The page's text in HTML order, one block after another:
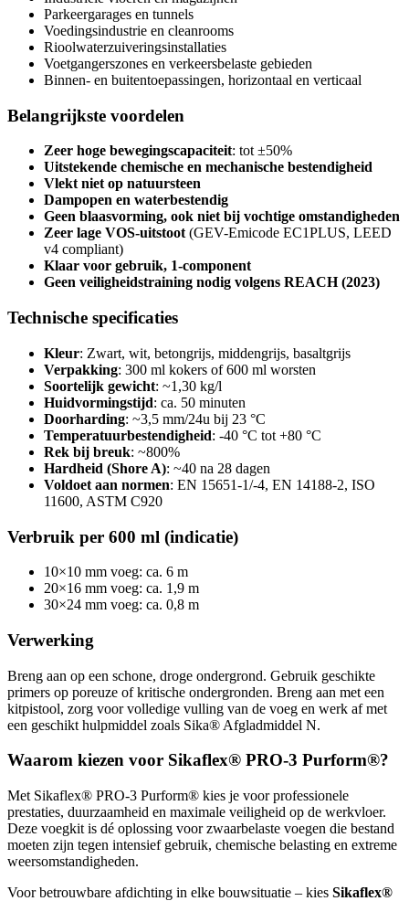
Parkeergarages en tunnels
Voedingsindustrie en cleanrooms
Rioolwaterzuiveringsinstallaties
Voetgangerszones en verkeersbelaste gebieden
Binnen- en buitentoepassingen, horizontaal en verticaal
Belangrijkste voordelen
Zeer hoge bewegingscapaciteit: tot ±50%
Uitstekende chemische en mechanische bestendigheid
Vlekt niet op natuursteen
Dampopen en waterbestendig
Geen blaasvorming, ook niet bij vochtige omstandigheden
Zeer lage VOS-uitstoot(GEV-Emicode EC1PLUS, LEED
v4 compliant)
Klaar voor gebruik, 1-component
Geen veiligheidstraining nodig volgens REACH (2023)
Technische specificaties
Kleur: Zwart, wit, betongrijs, middengrijs, basaltgrijs
Verpakking: 300 ml kokers of 600 ml worsten
Soortelijk gewicht: ~1,30 kg/l
Huidvormingstijd: ca. 50 minuten
Doorharding: ~3,5 mm/24u bij 23 °C
Temperatuurbestendigheid: -40 °C tot +80 °C
Rek bij breuk: ~800%
Hardheid (Shore A): ~40 na 28 dagen
Voldoet aan normen: EN 15651-1/-4, EN 14188-2, ISO
11600, ASTM C920
Verbruik per 600 ml (indicatie)
10×10 mm voeg: ca. 6 m
20×16 mm voeg: ca. 1,9 m
30×24 mm voeg: ca. 0,8 m
Verwerking
Breng aan op een schone, droge ondergrond. Gebruik geschikte
primers op poreuze of kritische ondergronden. Breng aan met een
kitpistool, zorg voor volledige vulling van de voeg en werk af met
een geschikt hulpmiddel zoals Sika® Afgladmiddel N.
Waarom kiezen voor Sikaflex® PRO-3 Purform®?
Met Sikaflex® PRO-3 Purform® kies je voor professionele
prestaties, duurzaamheid en maximale veiligheid op de werkvloer.
Deze voegkit is dé oplossing voor zwaarbelaste voegen die bestand
moeten zijn tegen intensief gebruik, chemische belasting en extreme
weersomstandigheden.
Voor betrouwbare afdichting in elke bouwsituatie – kies Sikaflex®